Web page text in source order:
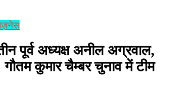
पूर्व अध्यक्ष अनील अग्रवाल,
कुमार चैम्बर चुनाव में टीम